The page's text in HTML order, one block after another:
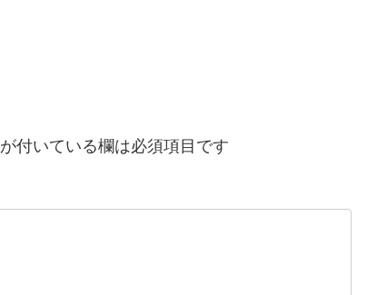
が付いている欄は必須項目です